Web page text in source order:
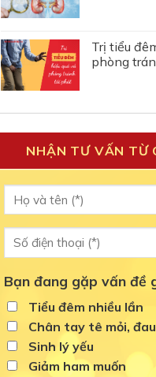
Trị tiểu
phòng
NHẬN TƯ VẤN TỪ
Bạn đang gặp vấn đề
Tiểu đêm nhiều lần
Chân tay tê mỏi,
Sinh lý yếu
Giảm ham muốn